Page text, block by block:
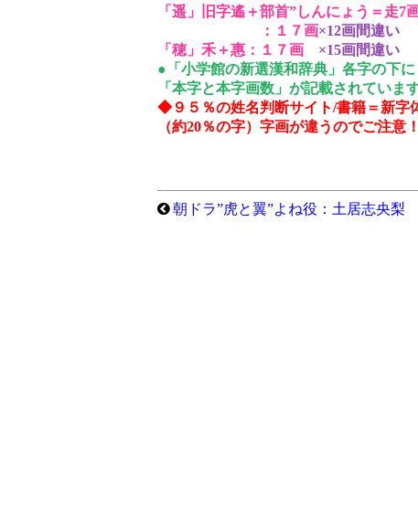
「遥」旧字遙＋部首”しんにょう＝走7
：１７画×12画間違い
「穂」禾＋惠：１７画
×15画間違い
●「小学館の新選漢和辞典」各字の下に
「本字と本字画数」が記載されていま
◆９５％の姓名判断サイト/書籍＝新字
（約20％の字）字画が違うのでご注意！
朝ドラ”虎と翼”よね役：土居志央梨